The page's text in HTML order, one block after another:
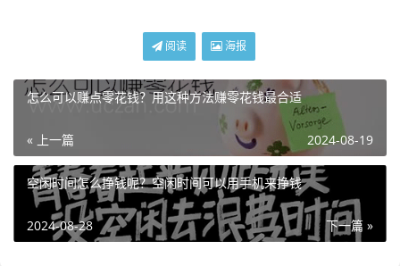
案例：乔治·R·R·马丁在《权力的游戏》中，通过错综复
杂的情节设计和出人意料的转折，成功捕获了无数读者的
心。其作品结构严谨，每个情节环环相扣，充满意义。
对话是揭示角色性格、推进情节进展的重要工具。对话
应自然流畅，且贴合角色个性。避免累赘冗长，保持简洁有
力，同时反映出角色间的情感纠葛与关系变化。
建议：大声朗读对话，感受其是否自然。不妨邀请朋友
阅读 海报
怎么可以赚点零花钱？用这种方法赚零花钱最合适
« 上一篇 2024-08-19
空闲时间怎么挣钱呢？空闲时间可以用手机来挣钱
下一篇 »
2024-08-28